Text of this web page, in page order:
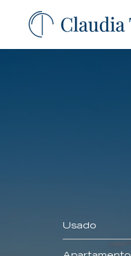
Usado